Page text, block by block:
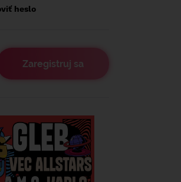
heslo
Zaregistruj sa